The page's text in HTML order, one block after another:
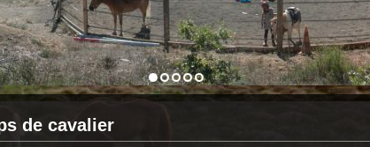
de cavalier